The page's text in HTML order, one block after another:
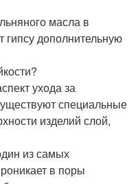
масла в
гипсу дополнительную
ухода за
специальные
изделий слой,
из самых
в поры